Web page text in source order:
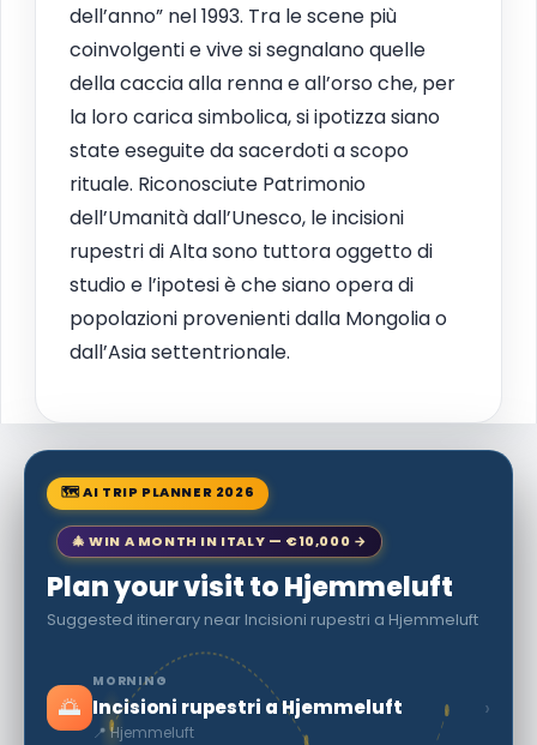
dell’anno” nel 1993. Tra le scene più
coinvolgenti e vive si segnalano quelle
della caccia alla renna e all’orso che, per
la loro carica simbolica, si ipotizza siano
state eseguite da sacerdoti a scopo
rituale. Riconosciute Patrimonio
dell’Umanità dall’Unesco, le incisioni
rupestri di Alta sono tuttora oggetto di
studio e l’ipotesi è che siano opera di
popolazioni provenienti dalla Mongolia o
dall’Asia settentrionale.
🗺 AI TRIP PLANNER 2026
🎄 WIN A MONTH IN ITALY — €10,000 →
Plan your visit to Hjemmeluft
Suggested itinerary near Incisioni rupestri a Hjemmeluft
🌅
MORNING
Incisioni rupestri a Hjemmeluft
📍 Hjemmeluft
›